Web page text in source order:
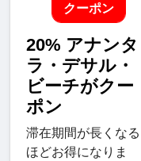
クーポン
20% アナンタ
ラ・デサル・
ビーチがクー
ポン
滞在期間が長くなる
ほどお得になりま